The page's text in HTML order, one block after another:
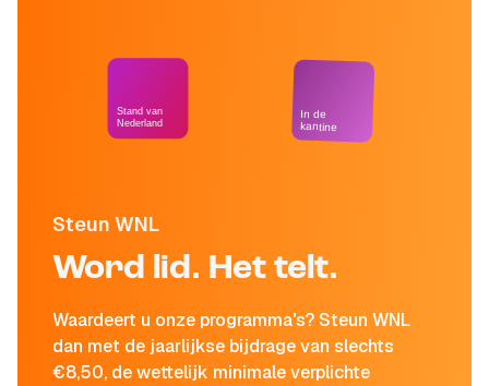
Steun WNL
Word lid. Het telt.
Waardeert u onze programma's? Steun WNL
dan met de jaarlijkse bijdrage van slechts
€8,50, de wettelijk minimale verplichte
Stand van
Nederland
In de
kantine